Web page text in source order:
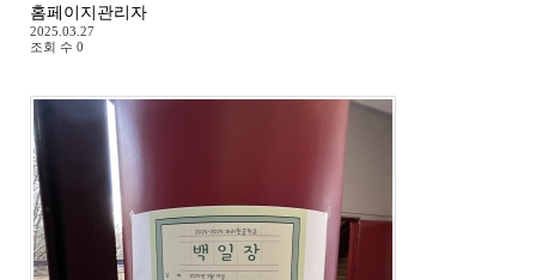
홈페이지관리자
2025.03.27
조회 수 0